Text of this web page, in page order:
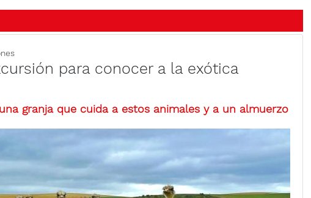
para conocer a la exótica
granja que cuida a estos animales y a un almuerzo